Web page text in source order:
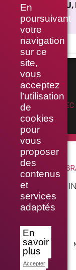
En
poursuivant
votre
navigation
sur ce
site,
vous
acceptez
l’utilisation
de
cookies
pour
vous
proposer
des
contenus
et
services
adaptés
En
savoir
plus
Accepter
PARLONS
De et avec
RÉALISÉ
RUE